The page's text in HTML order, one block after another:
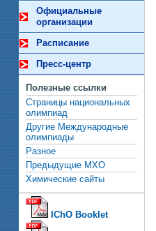
Официальные
организации
Расписание
Пресс-центр
Полезные ссылки
Страницы национальных
олимпиад
Другие Международные
олимпиады
Разное
Предыдущие МХО
Химические сайты
IChO Booklet